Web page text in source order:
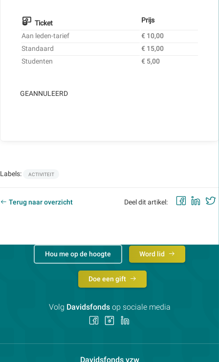
Ticket
Prijs
Aan leden-tarief
€ 10,00
Standaard
€ 15,00
Studenten
€ 5,00
GEANNULEERD
Labels: ACTIVITEIT
Terug naar overzicht Deel dit artikel:
Davidsfonds vzwContactpersoon:
Hou me op de hoogte Word lid
Doe een gift
Volg Davidsfondsop sociale media
Volg Volg